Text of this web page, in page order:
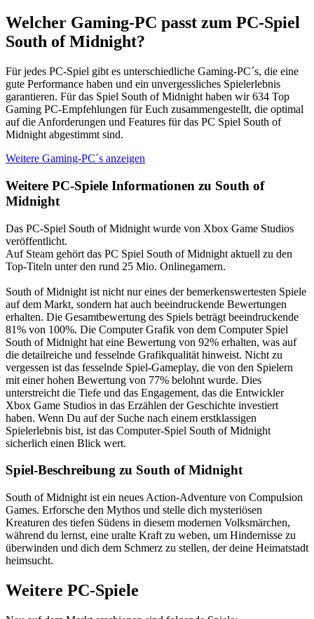
Welcher Gaming-PC passt zum PC-Spiel
South of Midnight?
Für jedes PC-Spiel gibt es unterschiedliche Gaming-PC´s, die eine
gute Performance haben und ein unvergessliches Spielerlebnis
garantieren. Für das Spiel South of Midnight haben wir 634 Top
Gaming PC-Empfehlungen für Euch zusammengestellt, die optimal
auf die Anforderungen und Features für das PC Spiel South of
Midnight abgestimmt sind.
Weitere Gaming-PC´s anzeigen
Weitere PC-Spiele Informationen zu South of
Midnight
Das PC-Spiel South of Midnight wurde von Xbox Game Studios
veröffentlicht.
Auf Steam gehört das PC Spiel South of Midnight aktuell zu den
Top-Titeln unter den rund 25 Mio. Onlinegamern.
South of Midnight ist nicht nur eines der bemerkenswertesten Spiele
auf dem Markt, sondern hat auch beeindruckende Bewertungen
erhalten. Die Gesamtbewertung des Spiels beträgt beeindruckende
81% von 100%. Die Computer Grafik von dem Computer Spiel
South of Midnight hat eine Bewertung von 92% erhalten, was auf
die detailreiche und fesselnde Grafikqualität hinweist. Nicht zu
vergessen ist das fesselnde Spiel-Gameplay, die von den Spielern
mit einer hohen Bewertung von 77% belohnt wurde. Dies
unterstreicht die Tiefe und das Engagement, das die Entwickler
Xbox Game Studios in das Erzählen der Geschichte investiert
haben. Wenn Du auf der Suche nach einem erstklassigen
Spielerlebnis bist, ist das Computer-Spiel South of Midnight
sicherlich einen Blick wert.
Spiel-Beschreibung zu South of Midnight
South of Midnight ist ein neues Action-Adventure von Compulsion
Games. Erforsche den Mythos und stelle dich mysteriösen
Kreaturen des tiefen Südens in diesem modernen Volksmärchen,
während du lernst, eine uralte Kraft zu weben, um Hindernisse zu
überwinden und dich dem Schmerz zu stellen, der deine Heimatstadt
heimsucht.
Weitere PC-Spiele